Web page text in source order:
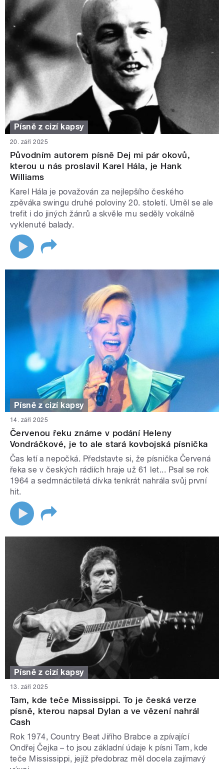
Písně z cizí kapsy
20. září 2025
Původním autorem písně Dej mi pár okovů,
kterou u nás proslavil Karel Hála, je Hank
Williams
Karel Hála je považován za nejlepšího českého
zpěváka swingu druhé poloviny 20. století. Uměl se ale
trefit i do jiných žánrů a skvěle mu seděly vokálně
vyklenuté balady.
Písně z cizí kapsy
14. září 2025
Červenou řeku známe v podání Heleny
Vondráčkové, je to ale stará kovbojská písnička
Čas letí a nepočká. Představte si, že písnička Červená
řeka se v českých rádiích hraje už 61 let... Psal se rok
1964 a sedmnáctiletá dívka tenkrát nahrála svůj první
hit.
Písně z cizí kapsy
13. září 2025
Tam, kde teče Mississippi. To je česká verze
písně, kterou napsal Dylan a ve vězení nahrál
Cash
Rok 1974, Country Beat Jiřího Brabce a zpívající
Ondřej Čejka – to jsou základní údaje k písni Tam, kde
teče Mississippi, jejíž předobraz měl docela zajímavý